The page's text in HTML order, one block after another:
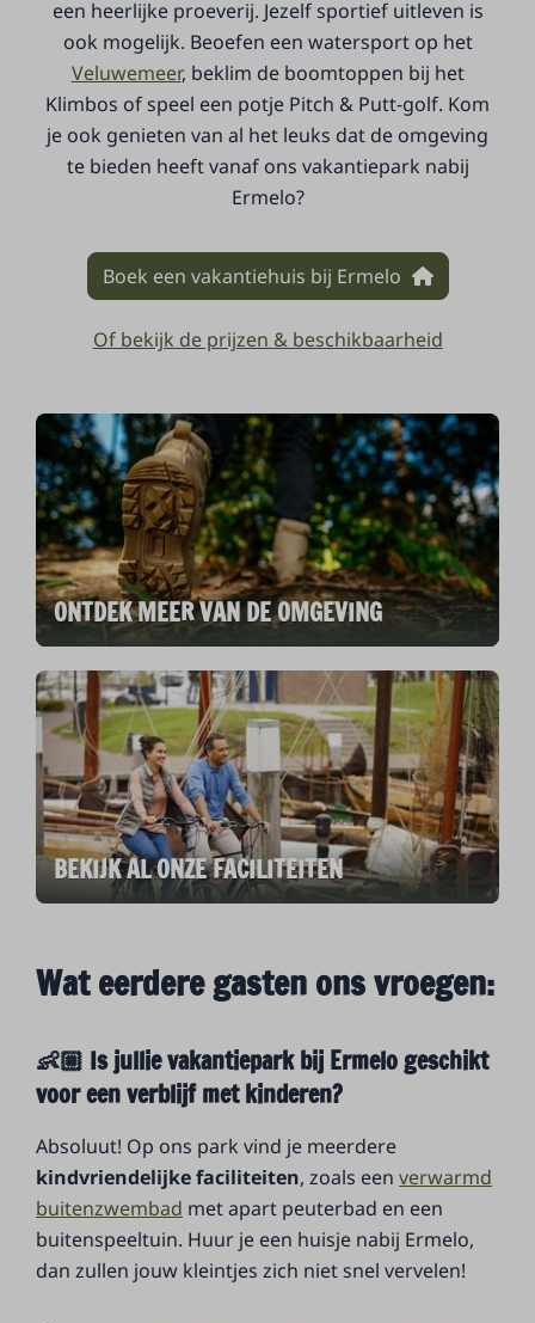
een heerlijke proeverij. Jezelf sportief uitleven is
ook mogelijk. Beoefen een watersport op het
Veluwemeer, beklim de boomtoppen bij het
Klimbos of speel een potje Pitch & Putt-golf. Kom
je ook genieten van al het leuks dat de omgeving
te bieden heeft vanaf ons vakantiepark nabij
Ermelo?
Boek een vakantiehuis bij Ermelo
Of bekijk de prijzen & beschikbaarheid
ONTDEK MEER VAN DE OMGEVING
BEKIJK AL ONZE FACILITEITEN
Wat eerdere gasten ons vroegen:
👶🏼 Is jullie vakantiepark bij Ermelo geschikt
voor een verblijf met kinderen?
Absoluut! Op ons park vind je meerdere
kindvriendelijke faciliteiten, zoals eenverwarmd
buitenzwembad met apart peuterbad en een
buitenspeeltuin. Huur je een huisje nabij Ermelo,
dan zullen jouw kleintjes zich niet snel vervelen!